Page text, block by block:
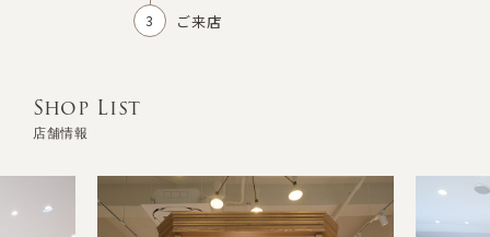
ご来店
Shop List
店舗情報